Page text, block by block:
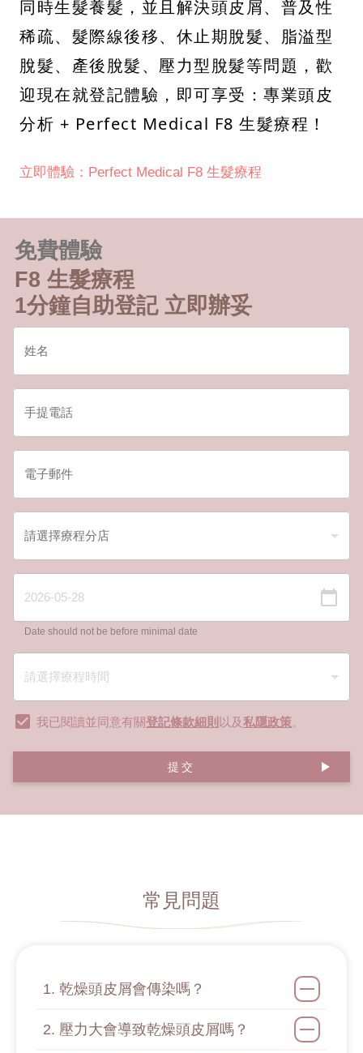
同時生髮養髮，並且解決頭皮屑、普及性
稀疏、髮際線後移、休止期脫髮、脂溢型
脫髮、產後脫髮、壓力型脫髮等問題，歡
迎現在就登記體驗，即可享受：專業頭皮
分析 + Perfect Medical F8 生髮療程！
立即體驗：Perfect Medical F8 生髮療程
免費體驗
F8 生髮療程
1分鐘自助登記 立即辦妥
Date should not be before minimal date
我已閱讀並同意有關登記條款細則 以及私隱政策。
提交
常見問題
1. 乾燥頭皮屑會傳染嗎？
2. 壓力大會導致乾燥頭皮屑嗎？